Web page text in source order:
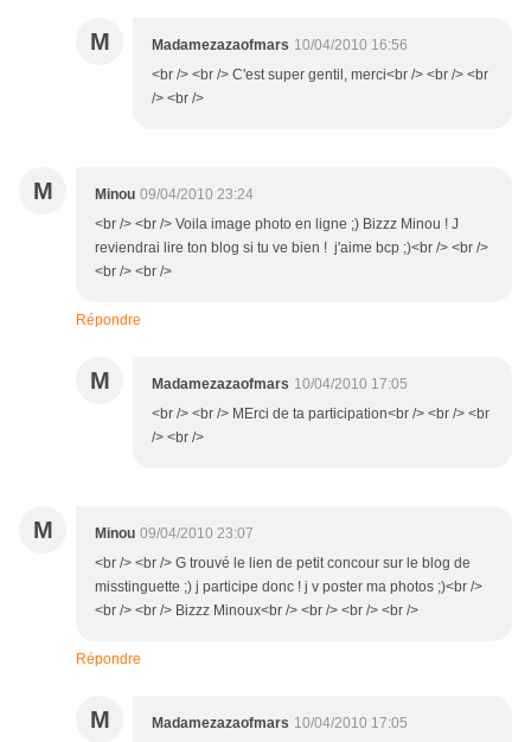
M Madamezazaofmars 10/04/2010 16:56
<br /> <br /> C'est super gentil, merci<br /> <br /> <br
/> <br />
M Minou 09/04/2010 23:24
<br /> <br /> Voila image photo en ligne ;) Bizzz Minou ! J
reviendrai lire ton blog si tu ve bien ! j'aime bcp ;)<br /> <br />
<br /> <br />
Répondre
M Madamezazaofmars 10/04/2010 17:05
<br /> <br /> MErci de ta participation<br /> <br /> <br
/> <br />
M Minou 09/04/2010 23:07
<br /> <br /> G trouvé le lien de petit concour sur le blog de
misstinguette ;) j participe donc ! j v poster ma photos ;)<br />
<br /> <br /> Bizzz Minoux<br /> <br /> <br /> <br />
Répondre
M Madamezazaofmars 10/04/2010 17:05